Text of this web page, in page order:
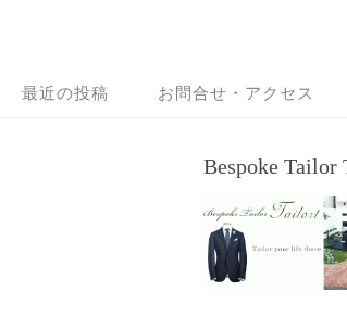
最近の投稿 お問合せ・アクセス
Bespoke Tailor